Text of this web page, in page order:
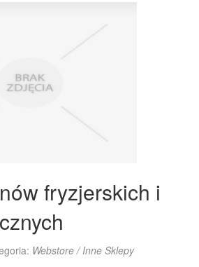
fryzjerskich i
Webstore / Inne Sklepy